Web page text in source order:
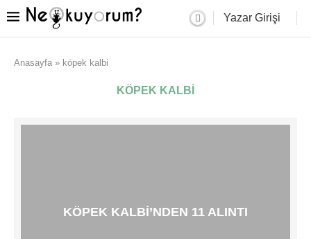
Yazar Girişi
Anasayfa » köpek kalbi
KÖPEK KALBI
KÖPEK KALBI’NDEN 11 ALINTI